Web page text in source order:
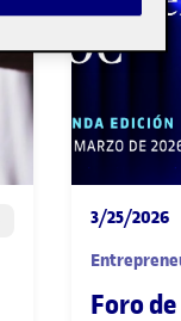
3/25/2026
Foro